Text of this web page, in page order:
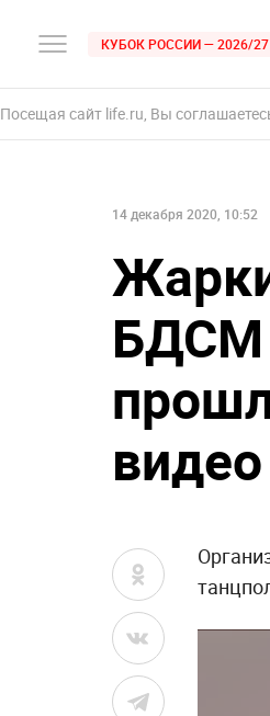
КУБОК РОССИИ — 2026/27
Посещая сайт life.ru, Вы
14 декабря 2020, 10:52
БДСМ
видео